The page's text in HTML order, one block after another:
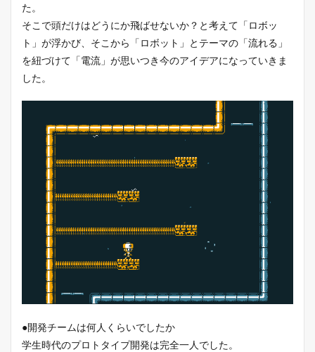
た。
そこで頭だけはどうにか飛ばせないか？と考えて「ロボッ
ト」が浮かび、そこから「ロボット」とテーマの「流れる」
を紐づけて「電流」が思いつき今のアイデアになっていきま
した。
●開発チームは何人くらいでしたか
学生時代のプロトタイプ開発は完全一人でした。